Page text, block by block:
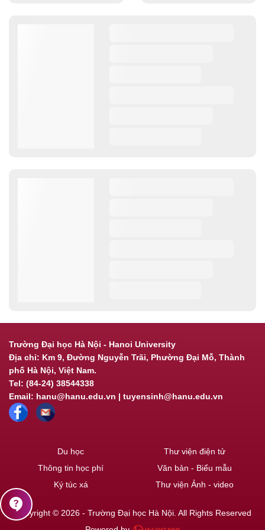
Trường Đại học Hà Nội - Hanoi University
Địa chỉ: Km 9, Đường Nguyễn Trãi, Phường Đại Mỗ, Thành
phố Hà Nội, Việt Nam.
Tel: (84-24) 38544338
Email: hanu@hanu.edu.vn | tuyensinh@hanu.edu.vn
Du học
Thông tin học phí
Ký túc xá
Thư viện điện tử
Văn bản - Biểu mẫu
Thư viện Ảnh - video
Copyright © 2026 - Trường Đại học Hà Nội. All Rights Reserved
contact_support